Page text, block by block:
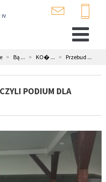
> Bą ... > KO� ... > Przebud ...
PODIUM DLA